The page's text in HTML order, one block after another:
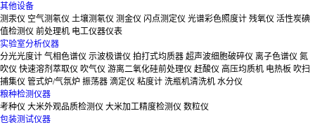
其他设备
测汞仪 空气测氡仪 土壤测氡仪 测金仪 闪点测定仪 光谱彩色照度计 残氧仪 活性炭碘
值检测仪 前处理机 电工仪器仪表
实验室分析仪器
分光光度计 气相色谱仪 示波极谱仪 拍打式均质器 超声波细胞破碎仪 离子色谱仪 氮
吹仪 快速溶剂萃取仪 吹气仪 游离二氧化硅前处理仪 赶酸仪 高压均质机 电热板 吹扫
捕集仪 管式炉/气氛炉 振荡器 滴定仪 粘度计 洗瓶机清洗机 水分仪
粮种检测仪器
考种仪 大米外观品质检测仪 大米加工精度检测仪 数粒仪
包装测试仪器